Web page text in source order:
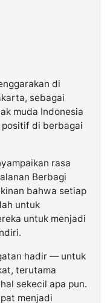
di
sebagai
muda Indonesia
positif di berbagai
rasa
Berbagi
bahwa setiap
untuk
untuk menjadi
hadir — untuk
terutama
sekecil apa pun.
menjadi